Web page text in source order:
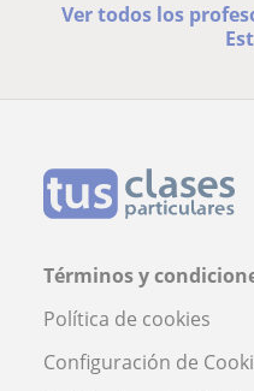
Ver todos los
Términos y
Política de cookies
Configuración de